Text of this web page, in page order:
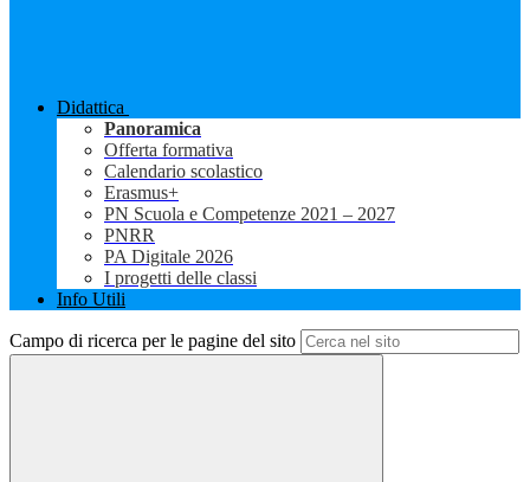
Didattica
Panoramica
Offerta formativa
Calendario scolastico
Erasmus+
PN Scuola e Competenze 2021 – 2027
PNRR
PA Digitale 2026
I progetti delle classi
Info Utili
Campo di ricerca per le pagine del sito